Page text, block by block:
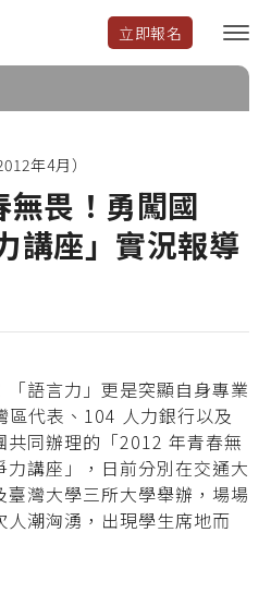
立即報名
選
單
年4月）
無畏！勇闖國
講座」實況報導
語言力」更是突顯自身專業
區代表、104 人力銀行以及
共同辦理的「2012 年青春無
講座」，日前分別在交通大
灣大學三所大學舉辦，場場
潮洶湧，出現學生席地而